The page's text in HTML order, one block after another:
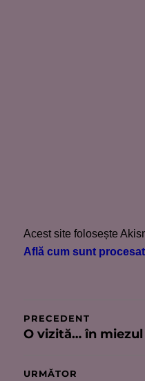
Acest site folosește
Află cum sunt
Navigare
în
articole
PRECEDENT
Articolul
O vizită… în
URMĂTOR